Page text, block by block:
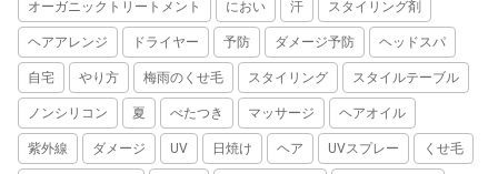
オーガニックトリートメント におい 汗 スタイリング剤
ヘアアレンジ ドライヤー 予防 ダメージ予防 ヘッドスパ
自宅 やり方 梅雨のくせ毛 スタイリング スタイルテーブル
ノンシリコン 夏 べたつき マッサージ ヘアオイル
紫外線 ダメージ UV 日焼け ヘア UVスプレー くせ毛